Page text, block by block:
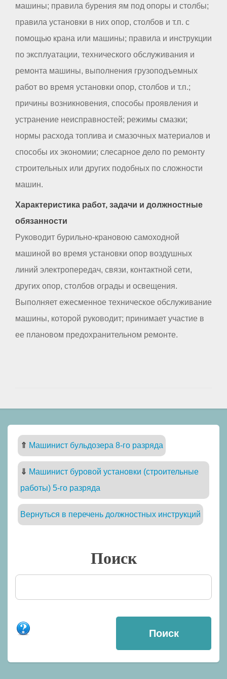
машины; правила бурения ям под опоры и столбы;
правила установки в них опор, столбов и т.п. с
помощью крана или машины; правила и инструкции
по эксплуатации, технического обслуживания и
ремонта машины, выполнения грузоподъемных
работ во время установки опор, столбов и т.п.;
причины возникновения, способы проявления и
устранение неисправностей; режимы смазки;
нормы расхода топлива и смазочных материалов и
способы их экономии; слесарное дело по ремонту
строительных или других подобных по сложности
машин.
Характеристика работ, задачи и должностные
обязанности
Руководит бурильно-крановою самоходной
машиной во время установки опор воздушных
линий электропередач, связи, контактной сети,
других опор, столбов ограды и освещения.
Выполняет ежесменное техническое обслуживание
машины, которой руководит; принимает участие в
ее плановом предохранительном ремонте.
⇑ Машинист бульдозера 8-го разряда
⇓ Машинист буровой установки (строительные
работы) 5-го разряда
Вернуться в перечень должностных инструкций
Поиск